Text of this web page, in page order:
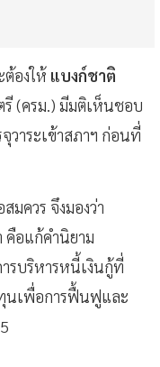
องให้ แบงก์ชาติ
(ครม.) มีมติเห็นชอบ
วาระเข้าสภาฯ ก่อนที่
มควร จึงมองว่า
คือแก้คำนิยาม
รบริหารหนี้เงินกู้ที่
ทุนเพื่อการฟื้นฟูและ